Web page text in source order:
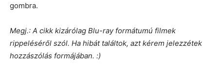
gombra.
Megj.: A cikk kizárólag Blu-ray formátumú filmek
rippeléséről szól. Ha hibát találtok, azt kérem jelezzétek
hozzászólás formájában. :)